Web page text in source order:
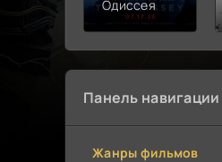
Одиссея
Панель навигации
Жанры фильмов